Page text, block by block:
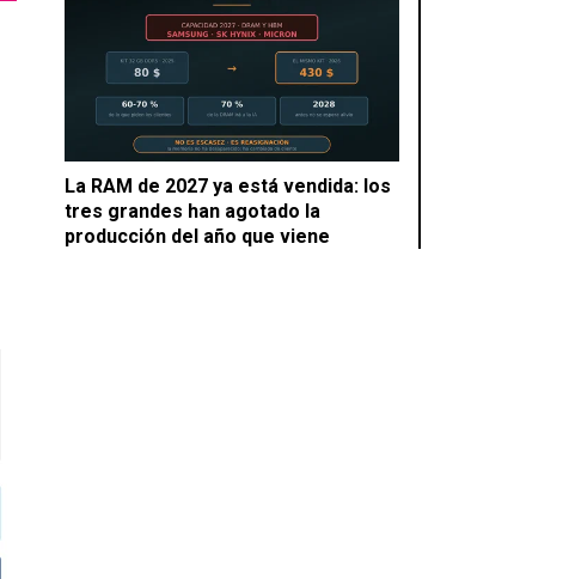
La RAM de 2027 ya está vendida: los
tres grandes han agotado la
producción del año que viene